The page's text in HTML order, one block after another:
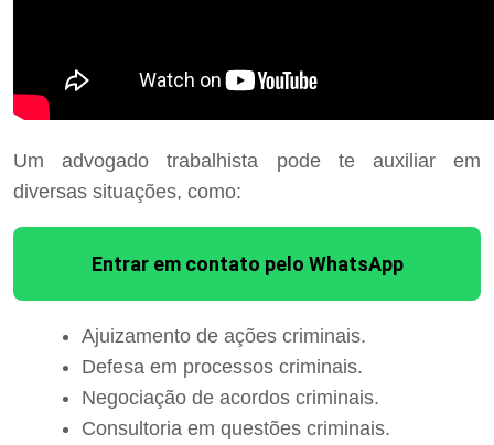
Um advogado trabalhista pode te auxiliar em
diversas situações, como:
Entrar em contato pelo WhatsApp
Ajuizamento de ações criminais.
Defesa em processos criminais.
Negociação de acordos criminais.
Consultoria em questões criminais.